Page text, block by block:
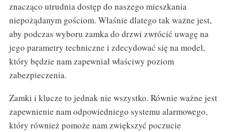
znacząco utrudnia dostęp do naszego mieszkania
niepożądanym gościom. Właśnie dlatego tak ważne jest,
aby podczas wyboru zamka do drzwi zwrócić uwagę na
jego parametry techniczne i zdecydować się na model,
który będzie nam zapewniał właściwy poziom
zabezpieczenia.
Zamki i klucze to jednak nie wszystko. Równie ważne jest
zapewnienie nam odpowiedniego systemu alarmowego,
który również pomoże nam zwiększyć poczucie